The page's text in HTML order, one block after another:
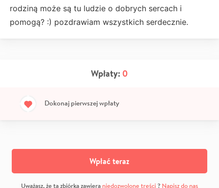
rodziną może są tu ludzie o dobrych sercach i
pomogą? :) pozdrawiam wszystkich serdecznie.
Wpłaty: 0
Dokonaj pierwszej wpłaty
Wpłać teraz
Uważasz, że ta zbiórka zawiera niedozwolone treści? Napisz do nas